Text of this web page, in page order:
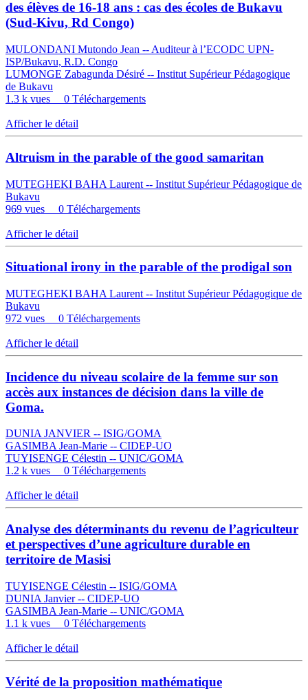
des élèves de 16-18 ans : cas des écoles de Bukavu
(Sud-Kivu, Rd Congo)
MULONDANI Mutondo Jean -- Auditeur à l’ECODC UPN-
ISP/Bukavu, R.D. Congo
LUMONGE Zabagunda Désiré -- Institut Supérieur Pédagogique
de Bukavu
1.3 k vues 0 Téléchargements
Afficher le détail
Altruism in the parable of the good samaritan
MUTEGHEKI BAHA Laurent -- Institut Supérieur Pédagogique de
Bukavu
969 vues 0 Téléchargements
Afficher le détail
Situational irony in the parable of the prodigal son
MUTEGHEKI BAHA Laurent -- Institut Supérieur Pédagogique de
Bukavu
972 vues 0 Téléchargements
Afficher le détail
Incidence du niveau scolaire de la femme sur son
accès aux instances de décision dans la ville de
Goma.
DUNIA JANVIER -- ISIG/GOMA
GASIMBA Jean-Marie -- CIDEP-UO
TUYISENGE Célestin -- UNIC/GOMA
1.2 k vues 0 Téléchargements
Afficher le détail
Analyse des déterminants du revenu de l’agriculteur
et perspectives d’une agriculture durable en
territoire de Masisi
TUYISENGE Célestin -- ISIG/GOMA
DUNIA Janvier -- CIDEP-UO
GASIMBA Jean-Marie -- UNIC/GOMA
1.1 k vues 0 Téléchargements
Afficher le détail
Vérité de la proposition mathématique